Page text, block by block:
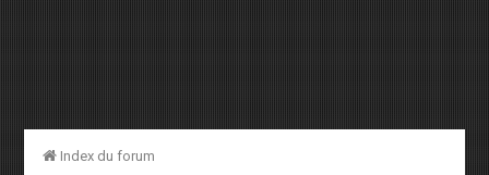
Index du forum